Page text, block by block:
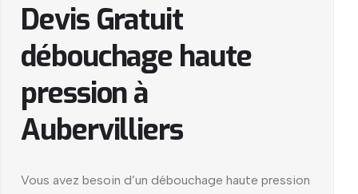
Devis Gratuit
débouchage haute
pression à
Aubervilliers
Vous avez besoin d’un débouchage haute pression